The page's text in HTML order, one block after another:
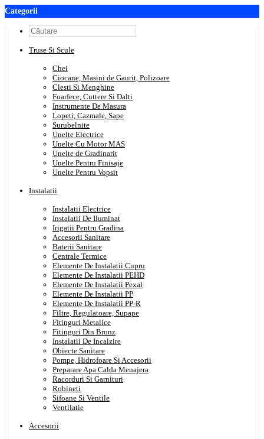
Categorii
Truse Si Scule
Chei
Ciocane, Masini de Gaurit, Polizoare
Clesti Si Menghine
Foarfece, Cuttere Si Dalti
Instrumente De Masura
Lopeti, Cazmale, Sape
Surubelnite
Unelte Electrice
Unelte Cu Motor MAS
Unelte de Gradinarit
Unelte Pentru Finisaje
Unelte Pentru Vopsit
Instalatii
Instalatii Electrice
Instalatii De Iluminat
Irigatii Pentru Gradina
Accesorii Sanitare
Baterii Sanitare
Centrale Termice
Elemente De Instalatii Cupru
Elemente De Instalatii PEHD
Elemente De Instalatii Pexal
Elemente De Instalatii PP
Elemente De Instalatii PP-R
Filtre, Regulatoare, Supape
Fitinguri Metalice
Fitinguri Din Bronz
Instalatii De Incalzire
Obiecte Sanitare
Pompe, Hidrofoare Si Accesorii
Preparare Apa Calda Menajera
Racorduri Si Garnituri
Robineti
Sifoane Si Ventile
Ventilatie
Accesorii